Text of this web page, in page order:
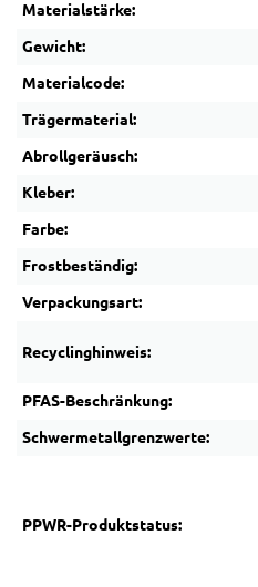
Materialstärke:
Gewicht:
Materialcode:
Trägermaterial:
Abrollgeräusch:
Kleber:
Farbe:
Frostbeständig:
Verpackungsart:
Recyclinghinweis:
PFAS-Beschränkung:
Schwermetallgrenzwerte:
PPWR-Produktstatus: